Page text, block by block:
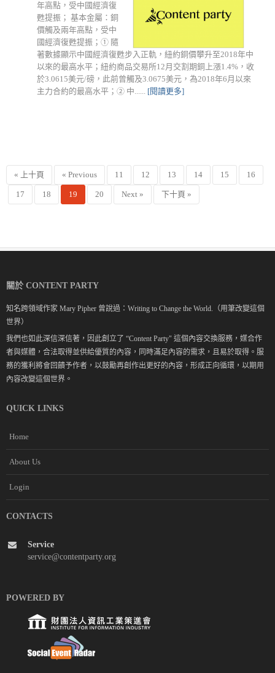
年高點，受中國經濟復
甦提振； 基本金屬：銅
價觸及兩年高點，受中
國經濟復甦提振；① 隨
著數據顯示中國經濟復甦步入正軌，紐約銅價攀升至2018年中
以來的最高水平；紐約商品交易所12月交割期銅上漲1.4%，收
於3.0615美元/磅，此前曾觸及3.0675美元，為2018年6月以來
主力合約的最高水平；② 中...... [閱讀更多]
« 上十頁 « Previous 11 12 13 14 15 16
17 18 19 20 Next » 下十頁 »
關於 CONTENT PARTY
知名跨領域作家 Mary Pipher 曾說過：Writing to Change the World.（用筆改變這個
世界）
我們也如此深信深信著，因此創立了 “Content Party" 這個內容交換服務，媒合作
者與媒體，合法取得並供給優質的內容，同時滿足內容的需求，且易於取得。服
務的獲利將會回饋予作者，以鼓勵再創作出更好的內容，形成正向循環，以期用
內容改變這個世界。
QUICK LINKS
Home
About Us
Login
CONTACTS
Service
service@contentparty.org
POWERED BY